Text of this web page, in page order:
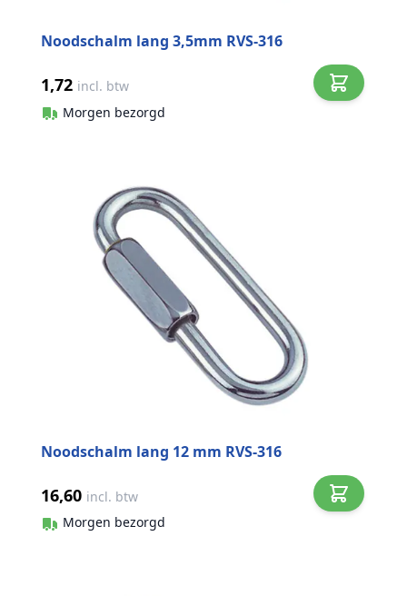
Noodschalm lang 3,5mm RVS-316
1,72 incl. btw
Morgen bezorgd
Noodschalm lang 12 mm RVS-316
16,60 incl. btw
Morgen bezorgd